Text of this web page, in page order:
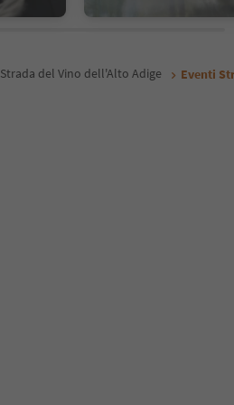
Strada del Vino dell'Alto Adige Eventi